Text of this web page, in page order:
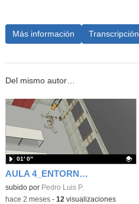
Más información Transcripción
Del mismo autor…
AULA 4_ENTORNO DE PRACTICA 10
Contenido educativo.
subido por Pedro Luis P.
01′ 0″
-hace 2 meses- 12 visualizaciones